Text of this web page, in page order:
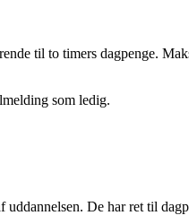
til to timers dagpenge.
som ledig.
De har ret til